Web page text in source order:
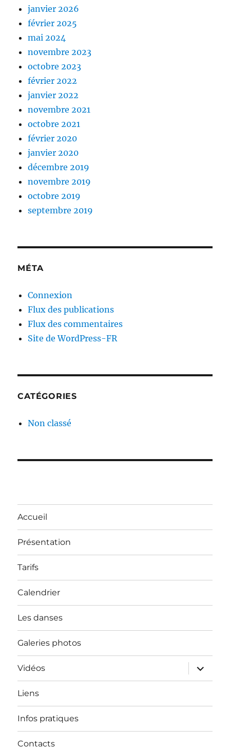
janvier 2026
février 2025
mai 2024
novembre 2023
octobre 2023
février 2022
janvier 2022
novembre 2021
octobre 2021
février 2020
janvier 2020
décembre 2019
novembre 2019
octobre 2019
septembre 2019
MÉTA
Connexion
Flux des publications
Flux des commentaires
Site de WordPress-FR
CATÉGORIES
Non classé
Accueil
Présentation
Tarifs
Calendrier
Les danses
Galeries photos
Vidéos
ouvrir
le
sous-
Liens
Infos pratiques
Contacts